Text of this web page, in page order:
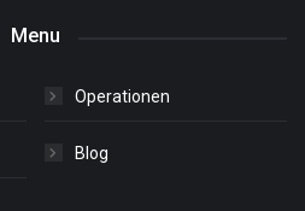
Menu
Operationen
Blog